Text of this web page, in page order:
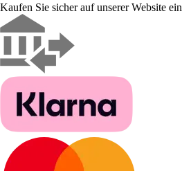
Kaufen Sie sicher auf unserer Website ein